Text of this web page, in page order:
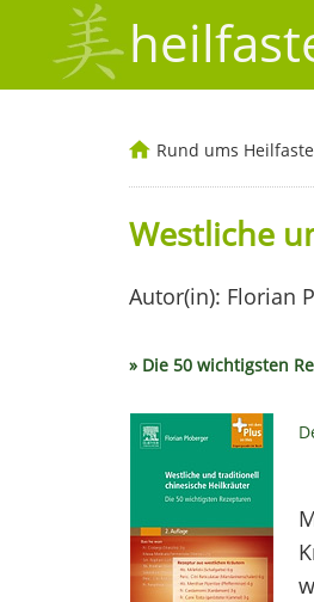
Rund ums
Westliche
Autor(in): Florian
» Die 50 wichtigsten